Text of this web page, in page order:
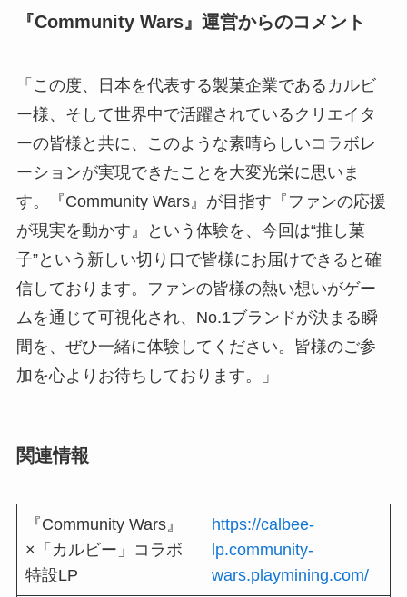
『Community Wars』運営からのコメント
「この度、⽇本を代表する製菓企業であるカルビ
ー様、そして世界中で活躍されているクリエイタ
ーの皆様と共に、このような素晴らしいコラボレ
ーションが実現できたことを⼤変光栄に思いま
す。『Community Wars』が⽬指す『ファンの応援
が現実を動かす』という体験を、今回は“推し菓
⼦”という新しい切り⼝で皆様にお届けできると確
信しております。ファンの皆様の熱い想いがゲー
ムを通じて可視化され、No.1ブランドが決まる瞬
間を、ぜひ⼀緒に体験してください。皆様のご参
加を⼼よりお待ちしております。」
関連情報
『Community Wars』
×「カルビー」コラボ
特設LP
https://calbee-
lp.community-
wars.playmining.com/